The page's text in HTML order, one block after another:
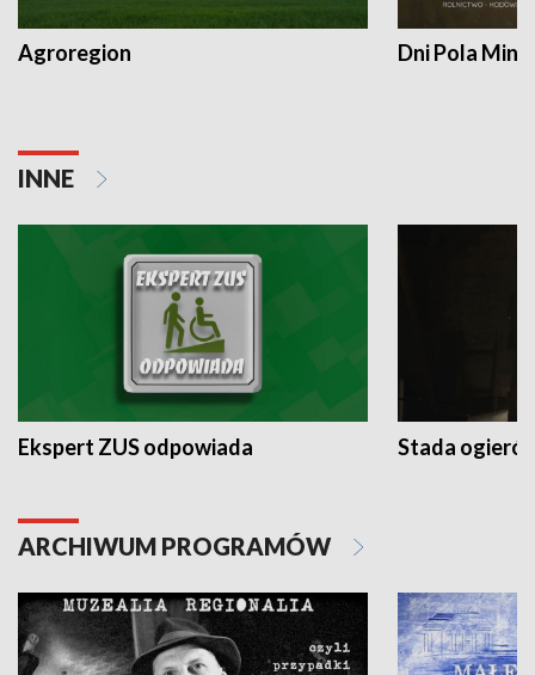
Agroregion Dni Pola
INNE
Ekspert ZUS odpowiada Stada
ARCHIWUM PROGRAMÓW